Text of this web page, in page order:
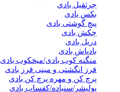
جرثقیل بادی
بکس بادی
پیچ گوشتی بادی
چکش بادی
دریل بادی
بادپاش بادی
منگنه کوب بادی/میخکوب بادی
فرز انگشتی و مینی فرز بادی
پرچ کن و مهره پرچ کن بادی
پولیشر/سنباده/کفساب بادی